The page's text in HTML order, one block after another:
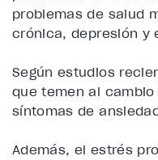
problemas de salud
crónica, depresión y
Según estudios
que temen al
síntomas de
Además, el estrés